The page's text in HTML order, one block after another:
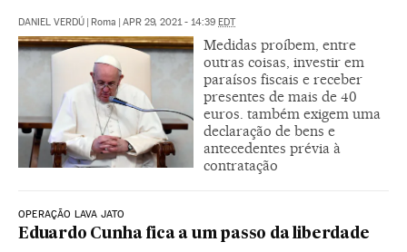
DANIEL VERDÚ | Roma | APR 29, 2021 - 14:39 EDT
Medidas proíbem, entre
outras coisas, investir em
paraísos fiscais e receber
presentes de mais de 40
euros. também exigem uma
declaração de bens e
antecedentes prévia à
contratação
OPERAÇÃO LAVA JATO
Eduardo Cunha fica a um passo da liberdade